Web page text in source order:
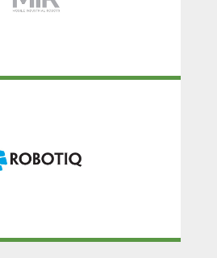
ROBOTIQ